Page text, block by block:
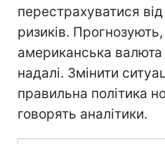
перестрахуватися
ризиків.
американська
надалі. Змінити
правильна політика
говорять аналітики.